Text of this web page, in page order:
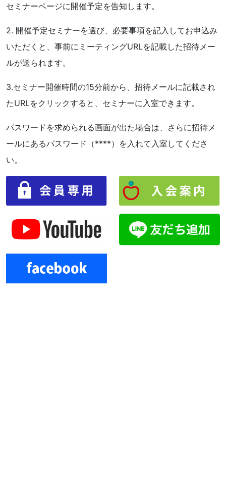
セミナーページに開催予定を告知します。
2. 開催予定セミナーを選び、必要事項を記入してお申込み
いただくと、事前にミーティングURLを記載した招待メー
ルが送られます。
3.セミナー開催時間の15分前から、招待メールに記載され
たURLをクリックすると、セミナーに入室できます。
パスワードを求められる画面が出た場合は、さらに招待メ
ールにあるパスワード（****）を入れて入室してくださ
い。